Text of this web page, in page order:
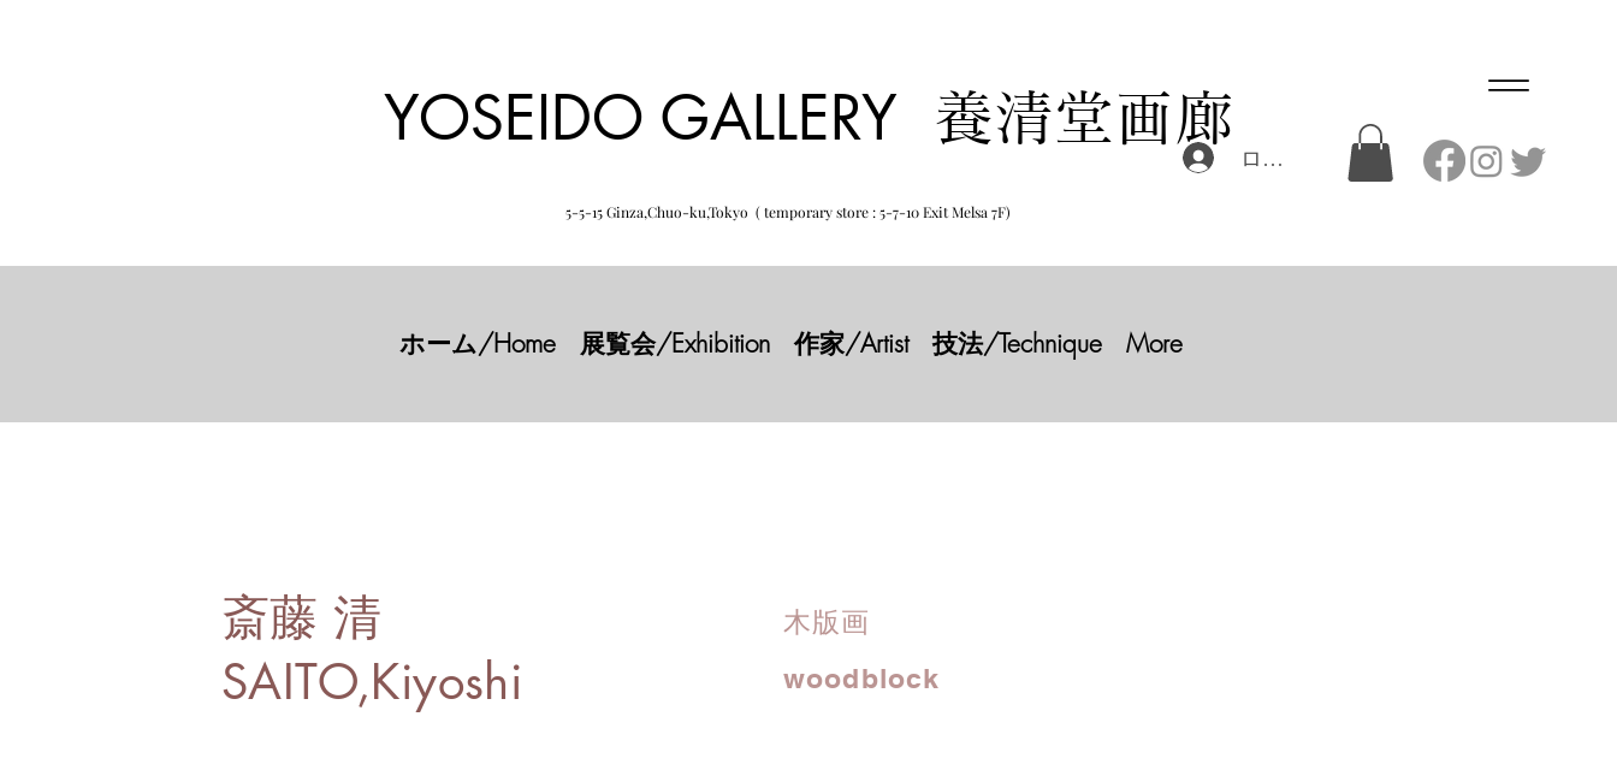
YOSEIDO GALLERY 養清堂画廊
5-5-15 Ginza,Chuo-ku,Tokyo ( temporary store : 5-7-10 Exit Melsa 7F)
ログイン
ホーム/Home 展覧会/Exhibition 作家/Artist 技法/Technique More
斎藤 清
SAITO,Kiyoshi
木版画
woodblock